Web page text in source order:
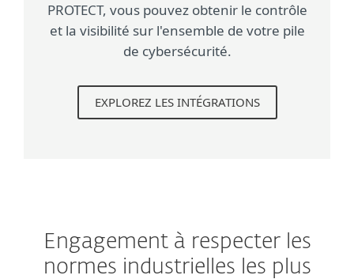
PROTECT, vous pouvez obtenir le contrôle
et la visibilité sur l'ensemble de votre pile
de cybersécurité.
EXPLOREZ LES INTÉGRATIONS
Engagement à respecter les
normes industrielles les plus